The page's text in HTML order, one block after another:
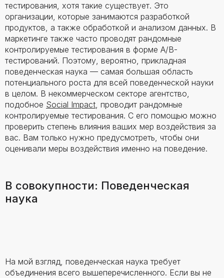
тестирования, хотя такие существует. Это
организации, которые занимаются разработкой
продуктов, а также обработкой и анализом данных. В
маркетинге также часто проводят рандомные
контролируемые тестирования в форме A/B-
тестирований. Поэтому, вероятно, прикладная
поведенческая наука — самая большая область
потенциального роста для всей поведенческой науки
в целом. В некоммерческом секторе агентство,
подобное Social Impact, проводит рандомные
контролируемые тестирования. С его помощью можно
проверить степень влияния ваших мер воздействия за
вас. Вам только нужно предусмотреть, чтобы они
оценивали меры воздействия именно на поведение.
В совокупности: Поведенческая
наука
На мой взгляд, поведенческая наука требует
объединения всего вышеперечисленного. Если вы не